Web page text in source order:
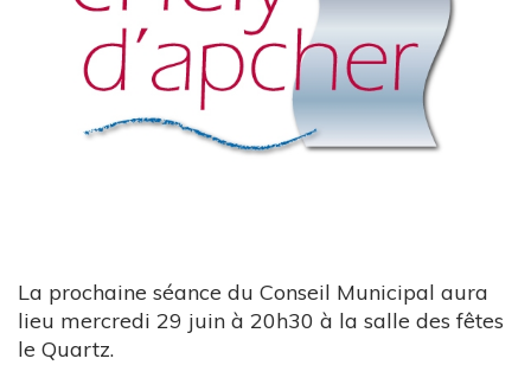
La prochaine séance du Conseil Municipal aura
lieu mercredi 29 juin à 20h30 à la salle des fêtes
le Quartz.